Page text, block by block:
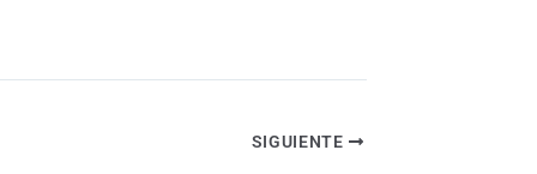
SIGUIENTE